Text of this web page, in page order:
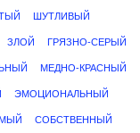
ШУТЛИВЫЙ
ЗЛОЙ ГРЯЗНО-СЕРЫЙ
МЕДНО-КРАСНЫЙ
ЭМОЦИОНАЛЬНЫЙ
СОБСТВЕННЫЙ